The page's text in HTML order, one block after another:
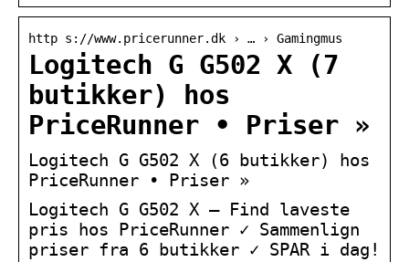
http s://www.pricerunner.dk › … › Gamingmus
Logitech G G502 X (7
butikker) hos
PriceRunner • Priser »
Logitech G G502 X (6 butikker) hos
PriceRunner • Priser »
Logitech G G502 X – Find laveste
pris hos PriceRunner ✓ Sammenlign
priser fra 6 butikker ✓ SPAR i dag!